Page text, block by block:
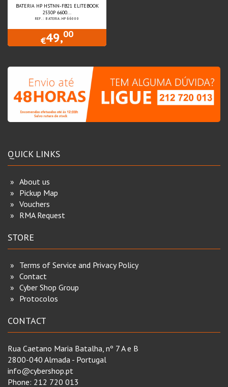
BATERIA HP HSTNN-FB21 ELITEBOOK
2530P 6600...
REF.: BATERIA.HP66000
€49,00
QUICK LINKS
About us
Pickup Map
Vouchers
RMA Request
STORE
Terms of Service and Privacy Policy
Contact
Cyber Shop Group
Protocolos
CONTACT
Rua Caetano Maria Batalha, nº 7 A e B
2800-040 Almada - Portugal
info@cybershop.pt
Phone: 212 720 013